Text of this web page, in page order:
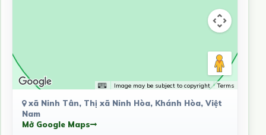
Image may be subject to copyright Terms
xã Ninh Tân, Thị xã Ninh Hòa, Khánh Hòa, Việt
Nam
Mở Google Maps